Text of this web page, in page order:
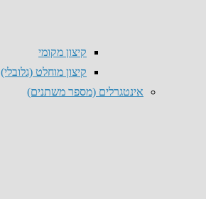
קיצון מקומי
קיצון מוחלט (גלובלי)
אינטגרלים (מספר משתנים)